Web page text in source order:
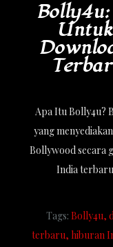
Apa Itu Bolly4u?
yang
Bollywood secara
India
Tags: Bolly4u
terbaru hiburan